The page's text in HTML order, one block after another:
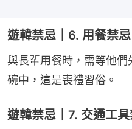
遊韓禁忌｜6. 用餐禁忌
與長輩用餐時，需等他
碗中，這是喪禮習俗。
遊韓禁忌｜7. 交通工